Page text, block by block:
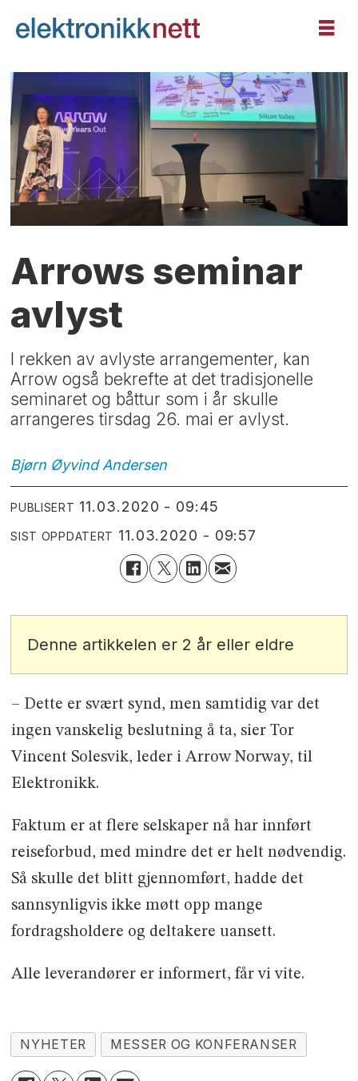
Arrows seminar
avlyst
I rekken av avlyste arrangementer, kan
Arrow også bekrefte at det tradisjonelle
seminaret og båttur som i år skulle
arrangeres tirsdag 26. mai er avlyst.
Bjørn Øyvind Andersen
PUBLISERT 11.03.2020 - 09:45
SIST OPPDATERT 11.03.2020 - 09:57
Denne artikkelen er 2 år eller eldre
– Dette er svært synd, men samtidig var det
ingen vanskelig beslutning å ta, sier Tor
Vincent Solesvik, leder i Arrow Norway, til
Elektronikk.
Faktum er at flere selskaper nå har innført
reiseforbud, med mindre det er helt nødvendig.
Så skulle det blitt gjennomført, hadde det
sannsynligvis ikke møtt opp mange
fordragsholdere og deltakere uansett.
Alle leverandører er informert, får vi vite.
NYHETER MESSER OG KONFERANSER